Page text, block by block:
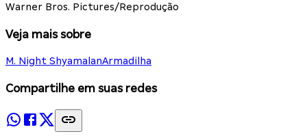
Warner Bros. Pictures/Reprodução
Veja mais sobre
M. Night ShyamalanArmadilha
Compartilhe em suas redes